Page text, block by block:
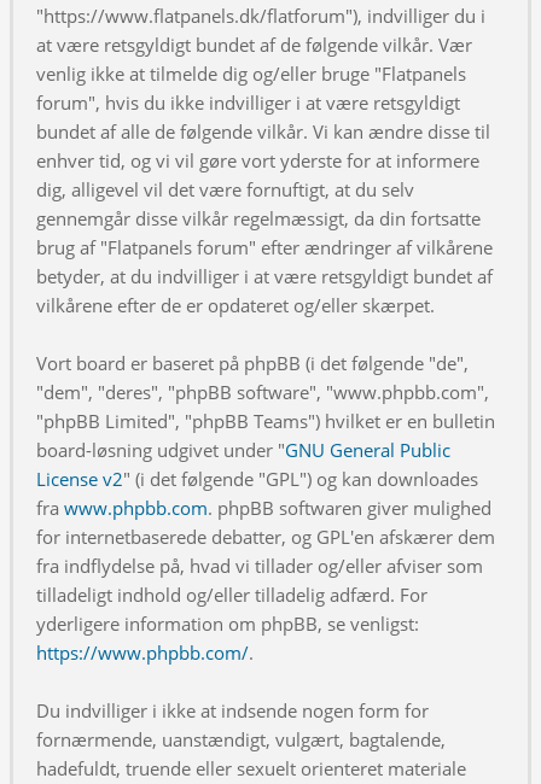
"https://www.flatpanels.dk/flatforum"), indvilliger du i
at være retsgyldigt bundet af de følgende vilkår. Vær
venlig ikke at tilmelde dig og/eller bruge "Flatpanels
forum", hvis du ikke indvilliger i at være retsgyldigt
bundet af alle de følgende vilkår. Vi kan ændre disse til
enhver tid, og vi vil gøre vort yderste for at informere
dig, alligevel vil det være fornuftigt, at du selv
gennemgår disse vilkår regelmæssigt, da din fortsatte
brug af "Flatpanels forum" efter ændringer af vilkårene
betyder, at du indvilliger i at være retsgyldigt bundet af
vilkårene efter de er opdateret og/eller skærpet.
Vort board er baseret på phpBB (i det følgende "de",
"dem", "deres", "phpBB software", "www.phpbb.com",
"phpBB Limited", "phpBB Teams") hvilket er en bulletin
board-løsning udgivet under "GNU General Public
License v2" (i det følgende "GPL") og kan downloades
fra www.phpbb.com. phpBB softwaren giver mulighed
for internetbaserede debatter, og GPL'en afskærer dem
fra indflydelse på, hvad vi tillader og/eller afviser som
tilladeligt indhold og/eller tilladelig adfærd. For
yderligere information om phpBB, se venligst:
https://www.phpbb.com/.
Du indvilliger i ikke at indsende nogen form for
fornærmende, uanstændigt, vulgært, bagtalende,
hadefuldt, truende eller sexuelt orienteret materiale